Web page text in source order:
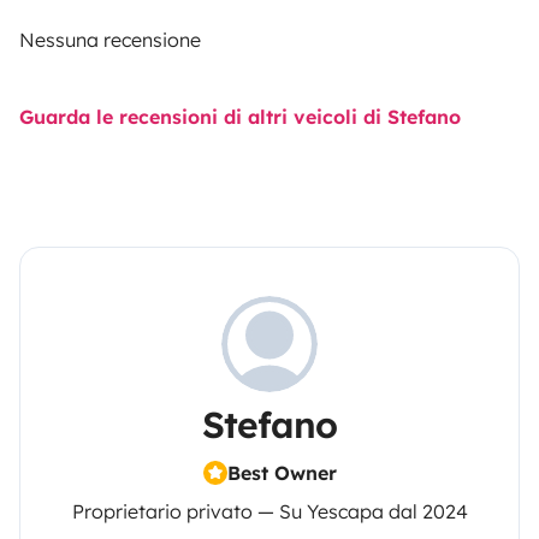
Nessuna recensione
Guarda le recensioni di altri veicoli di Stefano
Stefano
Best Owner
Proprietario privato — Su Yescapa dal 2024